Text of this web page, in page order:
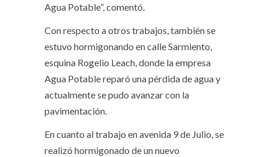
Agua Potable”, comentó.
Con respecto a otros trabajos, también se
estuvo hormigonando en calle Sarmiento,
esquina Rogelio Leach, donde la empresa
Agua Potable reparó una pérdida de agua y
actualmente se pudo avanzar con la
pavimentación.
En cuanto al trabajo en avenida 9 de Julio, se
realizó hormigonado de un nuevo